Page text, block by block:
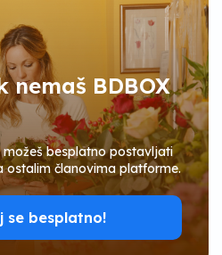
nemaš BDBOX
besplatno postavljati
ostalim članovima platforme.
se besplatno!